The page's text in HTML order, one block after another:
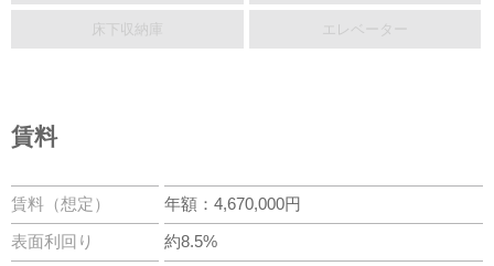
床下収納庫 エレベーター
賃料
賃料（想定） 年額：4,670,000円
表面利回り 約8.5%